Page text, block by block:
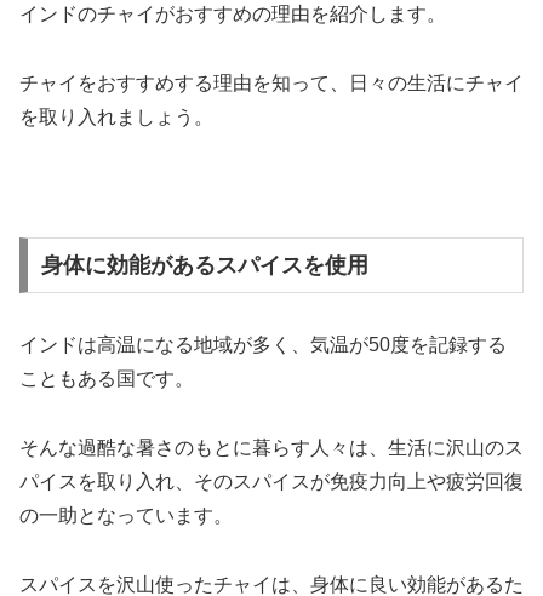
インドのチャイがおすすめの理由を紹介します。
チャイをおすすめする理由を知って、日々の生活にチャイ
を取り入れましょう。
身体に効能があるスパイスを使用
インドは高温になる地域が多く、気温が50度を記録する
こともある国です。
そんな過酷な暑さのもとに暮らす人々は、生活に沢山のス
パイスを取り入れ、そのスパイスが免疫力向上や疲労回復
の一助となっています。
スパイスを沢山使ったチャイは、身体に良い効能があるた